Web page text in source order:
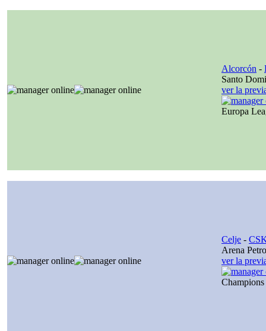
Alcorcón -
Santo
ver la
Europa
Celje -
Arena
ver la